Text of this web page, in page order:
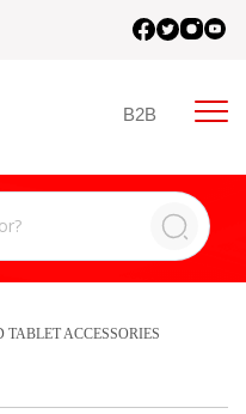
B2B
TABLET ACCESSORIES